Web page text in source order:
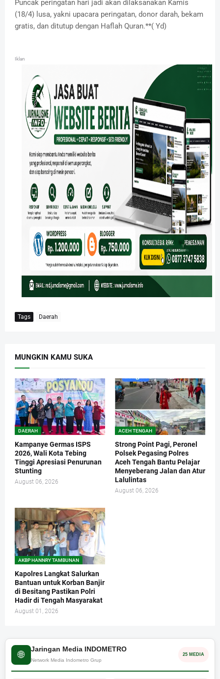
Puncak peringatan hari jadi akan dilaksanakan Kamis
(18/4) lusa, yakni upacara peringatan, donor darah, bekam
gratis, dan ditutup dengan Haflah Quran.**( Yd)
Iklan
Tags Daerah
MUNGKIN KAMU SUKA
DAERAH
Kampanye Germas ISPS
2026, Wali Kota Tebing
Tinggi Apresiasi Penurunan
Stunting
August 06, 2026
ACEH TENGAH
Strong Point Pagi, Peronel
Polsek Pegasing Polres
Aceh Tengah Bantu Pelajar
Menyeberang Jalan dan Atur
Lalulintas
August 06, 2026
AKBP HANNRY TAMBUNAN
Kapolres Langkat Salurkan
Bantuan untuk Korban Banjir
di Besitang Pastikan Polri
Hadir di Tengah Masyarakat
August 01, 2026
🌐
Jaringan Media INDOMETRO
Network Media Indometro Grup
25 MEDIA